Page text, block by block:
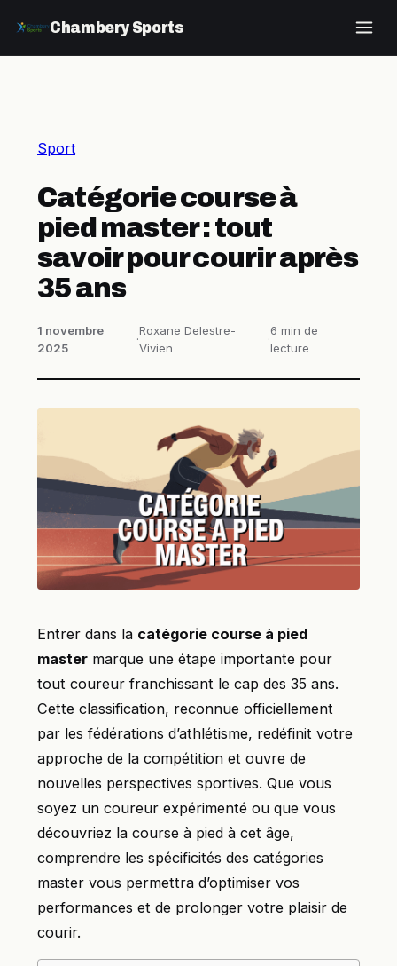
Chambery Sports
Sport
Catégorie course à
pied master : tout
savoir pour courir après
35 ans
1 novembre
2025
·
Roxane Delestre-
Vivien
·
6 min de
lecture
Entrer dans la catégorie course à pied
master marque une étape importante pour
tout coureur franchissant le cap des 35 ans.
Cette classification, reconnue officiellement
par les fédérations d’athlétisme, redéfinit votre
approche de la compétition et ouvre de
nouvelles perspectives sportives. Que vous
soyez un coureur expérimenté ou que vous
découvriez la course à pied à cet âge,
comprendre les spécificités des catégories
master vous permettra d’optimiser vos
performances et de prolonger votre plaisir de
courir.